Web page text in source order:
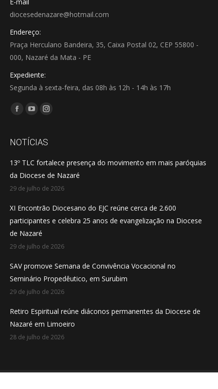
E-mail
diocesedenazare@hotmail.com
Endereço:
Praça Herculano Bandeira, 35, Caixa Postal 02, CEP 55800 -
000, Nazaré da Mata - PE
Expediente:
Segunda à sexta-feira, das 08h às 12h - 14h às 17h
Encontre-nos em:
Facebook
opens
new
window
YouTube
opens
new
window
Instagram
opens
new
window
NOTÍCIAS
13º TLC fortalece presença do movimento em mais paróquias
da Diocese de Nazaré
29 de julho de 2026
XI Encontrão Diocesano do EJC reúne cerca de 2.600
participantes e celebra 25 anos de evangelização na Diocese
de Nazaré
29 de julho de 2026
SAV promove Semana de Convivência Vocacional no
Seminário Propedêutico, em Surubim
29 de julho de 2026
Retiro Espiritual reúne diáconos permanentes da Diocese de
Nazaré em Limoeiro
28 de julho de 2026